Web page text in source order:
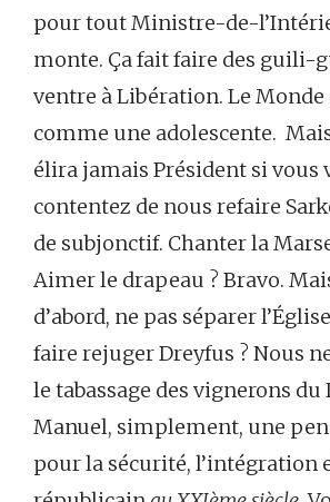
pour tout Ministre-de-
monte. Ça fait faire des guili-
ventre à Libération. Le
comme une adolescente.
élira jamais Président si vous
contentez de nous refaire
de subjonctif. Chanter la
Aimer le drapeau ? Bravo.
d’abord, ne pas séparer
faire rejuger Dreyfus ? Nous
le tabassage des vignerons du
Manuel, simplement, une
pour la sécurité, l’intégration